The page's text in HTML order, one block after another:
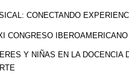
CONECTANDO
CONGRESO
Y NIÑAS EN LA DOCENCIA